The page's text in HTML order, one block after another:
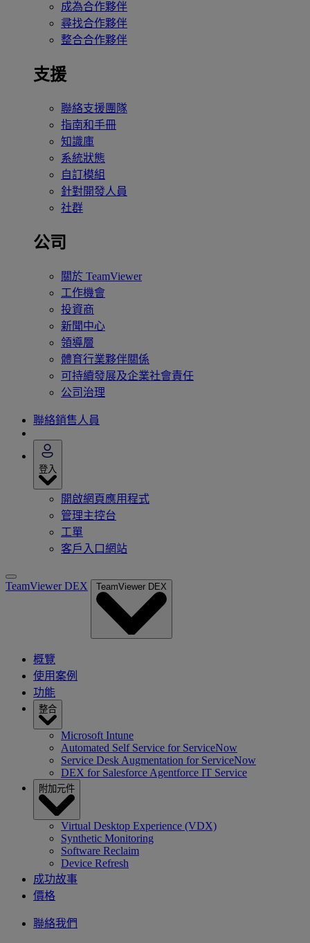
成為合作夥伴
尋找合作夥伴
整合合作夥伴
支援
聯絡支援團隊
指南和手冊
知識庫
系統狀態
自訂模組
針對開發人員
社群
公司
關於 TeamViewer
工作機會
投資商
新聞中心
領導層
體育行業夥伴關係
可持續發展及企業社會責任
公司治理
聯絡銷售人員
登入
開啟網頁應用程式
管理主控台
工單
客戶入口網站
TeamViewer DEX TeamViewer DEX
概覽
使用案例
功能
整合
Microsoft Intune
Automated Self Service for ServiceNow
Service Desk Augmentation for ServiceNow
DEX for Salesforce Agentforce IT Service
附加元件
Virtual Desktop Experience (VDX)
Synthetic Monitoring
Software Reclaim
Device Refresh
成功故事
價格
聯絡我們